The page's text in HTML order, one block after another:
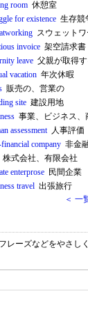
room 休憩室
for existence 生存競
スウェット
invoice 架空請求書
leave 父親が取得
vacation 年次休暇
販売の、営業の
site 建設用地
事業、ビジネス、
assessment人事評価
company 非金
株式会社、有限会社
enterprose 民間企業
travel 出張旅行
＜ 一
レーズなどをやさし